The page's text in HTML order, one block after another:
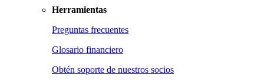
Herramientas
Preguntas frecuentes
Glosario financiero
Obtén soporte de nuestros socios